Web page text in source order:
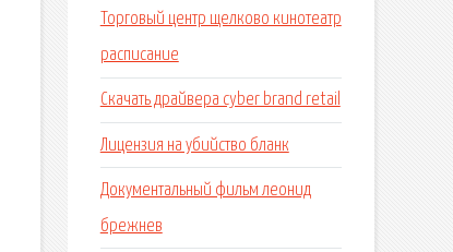
Торговый центр щелково кинотеатр
расписание
Скачать драйвера cyber brand retail
Лицензия на убийство бланк
Документальный фильм леонид
брежнев